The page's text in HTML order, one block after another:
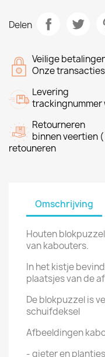
Delen
Veilige
Onze
Levering
trackingnummer
Retourneren
binnen veertien
retouneren
Omschrijving
Houten
van kabouters.
In het kistje
plaatsjes van de
De blokpuzzel is
schuifdeksel
Afbeeldingen
- gieter en